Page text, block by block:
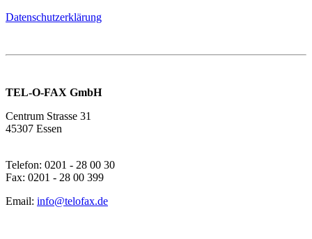
Datenschutzerklärung
TEL-O-FAX GmbH
Centrum Strasse 31
45307 Essen
Telefon: 0201 - 28 00 30
Fax: 0201 - 28 00 399
Email: info@telofax.de